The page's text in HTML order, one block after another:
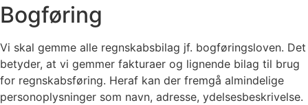
Bogføring
Vi skal gemme alle regnskabsbilag jf. bogføringsloven. Det
betyder, at vi gemmer fakturaer og lignende bilag til brug
for regnskabsføring. Heraf kan der fremgå almindelige
personoplysninger som navn, adresse, ydelsesbeskrivelse.